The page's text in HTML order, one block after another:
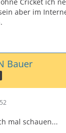
aber im
Bauer
mal schauen...